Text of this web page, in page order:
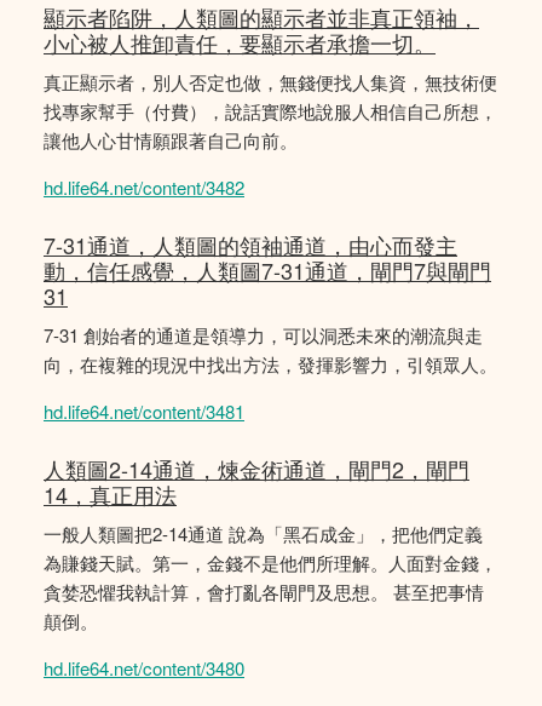
顯示者陷阱，人類圖的顯示者並非真正領袖，
小心被人推卸責任，要顯示者承擔一切。
真正顯示者，別人否定也做，無錢便找人集資，無技術便
找專家幫手（付費），說話實際地說服人相信自己所想，
讓他人心甘情願跟著自己向前。
hd.life64.net/content/3482
7-31通道，人類圖的領袖通道，由心而發主
動，信任感覺，人類圖7-31通道，閘門7與閘門
31
7-31 創始者的通道是領導力，可以洞悉未來的潮流與走
向，在複雜的現況中找出方法，發揮影響力，引領眾人。
hd.life64.net/content/3481
人類圖2-14通道，煉金術通道，閘門2，閘門
14，真正用法
一般人類圖把2-14通道 說為「黑石成金」，把他們定義
為賺錢天賦。第一，金錢不是他們所理解。人面對金錢，
貪婪恐懼我執計算，會打亂各閘門及思想。 甚至把事情
顛倒。
hd.life64.net/content/3480